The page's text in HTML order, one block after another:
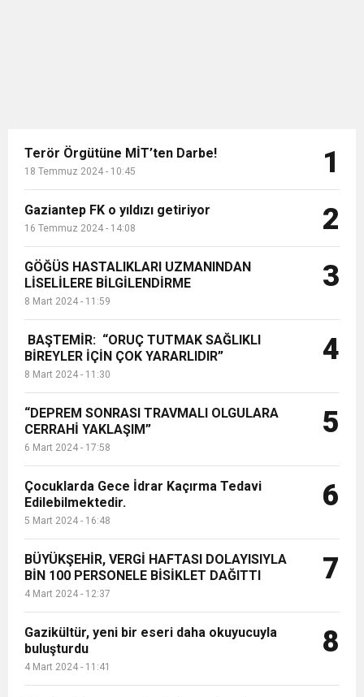
Terör Örgütüne MİT’ten Darbe!
18 Temmuz 2024 - 10:45 1
Gaziantep FK o yıldızı getiriyor
16 Temmuz 2024 - 14:08 2
GÖĞÜS HASTALIKLARI UZMANINDAN
LİSELİLERE BİLGİLENDİRME
8 Mart 2024 - 11:59
3
BAŞTEMİR: “ORUÇ TUTMAK SAĞLIKLI
BİREYLER İÇİN ÇOK YARARLIDIR”
8 Mart 2024 - 11:30
4
“DEPREM SONRASI TRAVMALI OLGULARA
CERRAHİ YAKLAŞIM”
6 Mart 2024 - 17:58
5
Çocuklarda Gece İdrar Kaçırma Tedavi
Edilebilmektedir.
5 Mart 2024 - 16:48
6
BÜYÜKŞEHİR, VERGİ HAFTASI DOLAYISIYLA
BİN 100 PERSONELE BİSİKLET DAĞITTI
4 Mart 2024 - 12:37
7
Gazikültür, yeni bir eseri daha okuyucuyla
buluşturdu
4 Mart 2024 - 11:41
8